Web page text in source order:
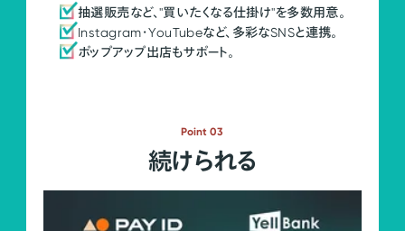
抽選販売など、"買いたくなる仕掛け"を多数用意。
Instagram・YouTubeなど、多彩なSNSと連携。
ポップアップ出店もサポート。
Point 03
続けられる